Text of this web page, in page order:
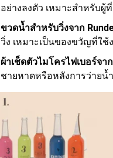
อย่างลงตัว เหมาะสำหรับผู้
ขวดน้ำสำหรับวิ่งจาก
วิ่ง เหมาะเป็นของขวัญที่ใ
ผ้าเช็ดตัวไมโครไฟเบอร์จา
ชายหาดหรือหลังการว่ายน้ำ